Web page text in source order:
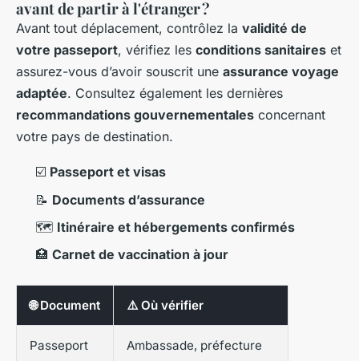
avant de partir à l'étranger ?
Avant tout déplacement, contrôlez la validité de
votre passeport, vérifiez les conditions sanitaires et
assurez-vous d’avoir souscrit une assurance voyage
adaptée. Consultez également les dernières
recommandations gouvernementales concernant
votre pays de destination.
☑️ Passeport et visas
📝 Documents d’assurance
🗺️ Itinéraire et hébergements confirmés
🏥 Carnet de vaccination à jour
🌐 Document ⚠️ Où vérifier
Passeport Ambassade, préfecture